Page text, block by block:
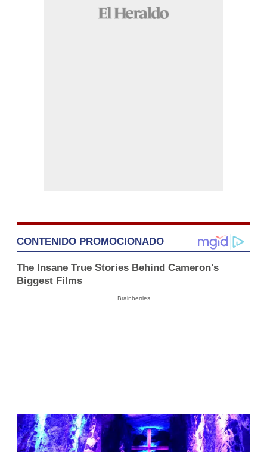
CONTENIDO PROMOCIONADO
The Insane True Stories Behind Cameron's
Biggest Films
Brainberries